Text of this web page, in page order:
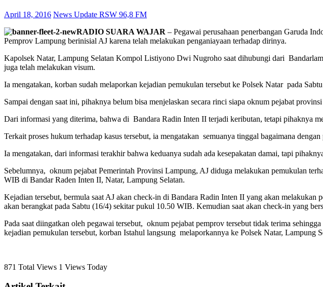
April 18, 2016 News Update RSW 96,8 FM
RADIO SUARA WAJAR – Pegawai perusahaan penerbangan Garuda
Pemprov Lampung berinisial AJ karena telah melakukan penganiayaan terhadap dirinya.
Kapolsek Natar, Lampung Selatan Kompol Listiyono Dwi Nugroho saat dihubungi dari
juga telah melakukan visum.
Ia mengatakan, korban sudah melaporkan kejadian pemukulan tersebut ke Polsek Natar pada
Sampai dengan saat ini, pihaknya belum bisa menjelaskan secara rinci siapa oknum pejabat
Dari informasi yang diterima, bahwa di Bandara Radin Inten II terjadi keributan, tetapi pihaknya
Terkait proses hukum terhadap kasus tersebut, ia mengatakan semuanya tinggal bagaimana
Ia mengatakan, dari informasi terakhir bahwa keduanya sudah ada kesepakatan damai, tapi
Sebelumnya, oknum pejabat Pemerintah Provinsi Lampung, AJ diduga melakukan pemukulan
WIB di Bandar Raden Inten II, Natar, Lampung Selatan.
Kejadian tersebut, bermula saat AJ akan check-in di Bandara Radin Inten II yang akan
akan berangkat pada Sabtu (16/4) sekitar pukul 10.50 WIB. Kemudian saat akan check-in yang
Pada saat diingatkan oleh pegawai tersebut, oknum pejabat pemprov tersebut tidak terima
kejadian pemukulan tersebut, korban Istahul langsung melaporkannya ke Polsek Natar, Lampung
871 Total Views 1 Views Today